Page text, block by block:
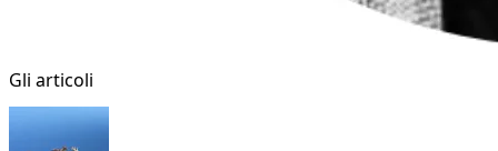
Gli articoli